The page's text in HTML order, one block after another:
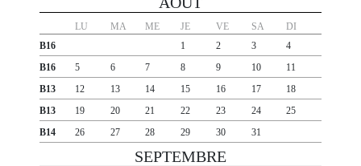
LU MA ME JE VE SA
DI
B16
1 2 3
4
B16
5 6 7 8 9 10
11
B13
12 13 14 15 16 17
18
B13
19 20 21 22 23 24
25
B14
26 27 28 29 30 31
SEPTEMBRE